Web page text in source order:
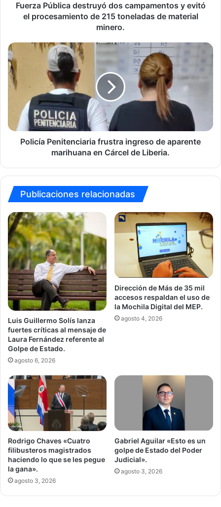
material
minero.
Fuerza Pública destruyó dos campamentos y evitó
el procesamiento de 215 toneladas de material
minero.
Policía
Penitenciaria
frustra
ingreso
de
aparente
marihuana
Cárcel
Policía Penitenciaria frustra ingreso de aparente
marihuana en Cárcel de Liberia.
Publicaciones relacionadas
Luis Guillermo Solís lanza
fuertes críticas al mensaje de
Laura Fernández referente al
Golpe de Estado.
agosto 6, 2026
Dirección de Más de 35 mil
accesos respaldan el uso de
la Mochila Digital del MEP.
agosto 4, 2026
Rodrigo Chaves «Cuatro
filibusteros magistrados
haciendo lo que se les pegue
la gana».
agosto 3, 2026
Gabriel Aguilar «Esto es un
golpe de Estado del Poder
Judicial».
agosto 3, 2026